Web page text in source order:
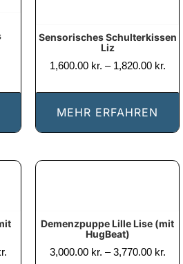
Sensorisches Schulterkissen
Liz
1,600.00 kr. – 1,820.00 kr.
MEHR ERFAHREN
Prisinterval:
Demenzpuppe Lille Lise (mit
HugBeat)
3,000.00 kr. –3,770.00 kr.